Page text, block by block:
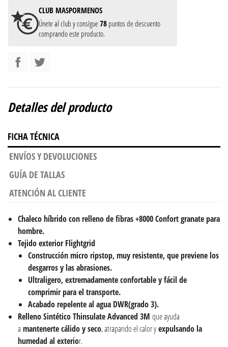
CLUB MASPORMENOS
Únete al club y consigue78 puntos de descuento
comprando este producto.
Detalles del producto
FICHA TÉCNICA
ENVÍOS Y DEVOLUCIONES
GUÍA DE TALLAS
ATENCIÓN AL CLIENTE
Chaleco híbrido con relleno de fibras +8000 Confort granate para
hombre.
Tejido exterior Flightgrid
Construcción micro ripstop,muy resistente,que previene los
desgarros y las abrasiones.
Ultraligero, extremadamente confortable y fácil de
comprimir para el transporte.
Acabado repelente al agua DWR(grado 3).
Relleno Sintético Thinsulate Advanced 3M que ayuda
a mantenerte cálido y seco, atrapando el calor yexpulsando la
humedad al exterior.